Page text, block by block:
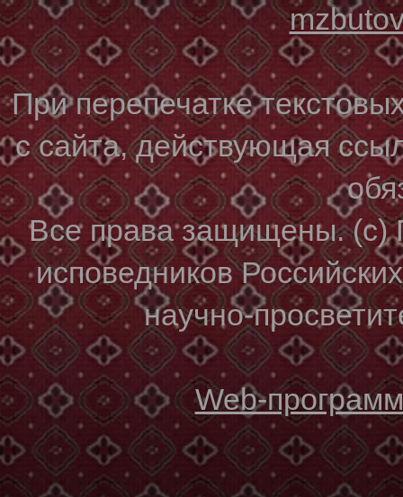
При перепечатке
с сайта, действующая
Все права защищены. (с)
исповедников
научно-
Web-